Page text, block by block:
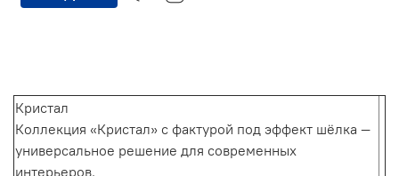
Кристал
Коллекция «Кристал» с фактурой под эффект шёлка —
универсальное решение для современных
интерьеров.